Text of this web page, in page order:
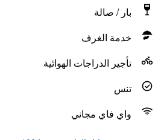
بار / صالة
خدمة الغرف
تأجير الدراجات الهوائية
تنس
واي فاي مجاني